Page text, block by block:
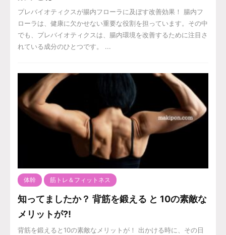
プレバイオティクスが腸内フローラに及ぼす改善効果！ 腸内フ
ローラは、健康に欠かせない重要な役割を担っています。その中
でも、プレバイオティクスは、腸内環境を改善するために注目さ
れている成分のひとつです。 ...
体幹 筋トレ＆フィットネス
知ってましたか？ 背筋を鍛える と 10の素敵な
メリットが⁈
背筋を鍛えると10の素敵なメリットが！ 出かける時に、その日